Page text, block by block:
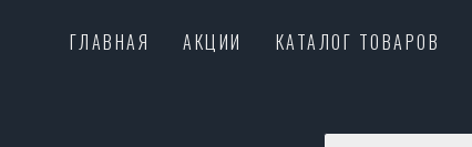
ГЛАВНАЯ АКЦИИ КАТАЛОГ ТОВАРОВ